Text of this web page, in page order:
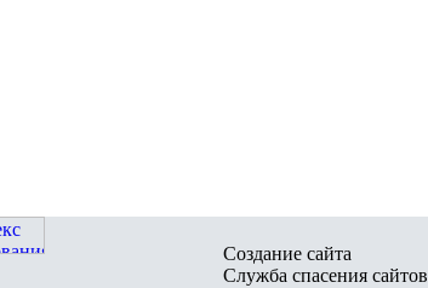
Создание сайта
Служба спасения сайтов